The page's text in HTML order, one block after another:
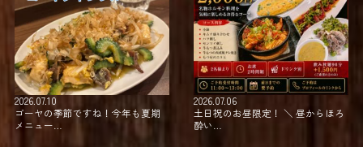
2026.07.10
ゴーヤの季節ですね！今年も夏期
メニュー…
2026.07.06
土日祝のお昼限定！ ＼ 昼からほろ
酔い…